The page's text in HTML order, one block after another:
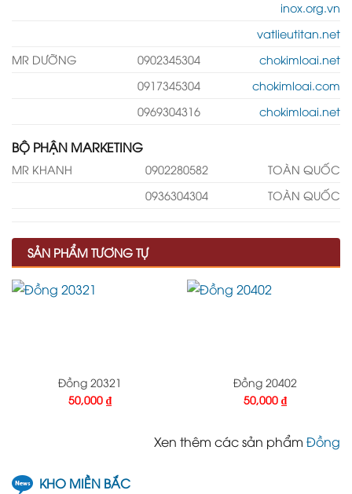
inox.org.vn
vatlieutitan.net
MR DƯỠNG
0902345304
chokimloai.net
0917345304
chokimloai.com
0969304316
chokimloai.net
BỘ PHẬN MARKETING
MR KHANH 0902280582
TOÀN QUỐC
0936304304
TOÀN QUỐC
SẢN PHẨM TƯƠNG TỰ
Đồng 20321
50,000 ₫
Đồng 20402
50,000 ₫
Xen thêm các sản phẩm Đồng
KHO MIỀN BẮC